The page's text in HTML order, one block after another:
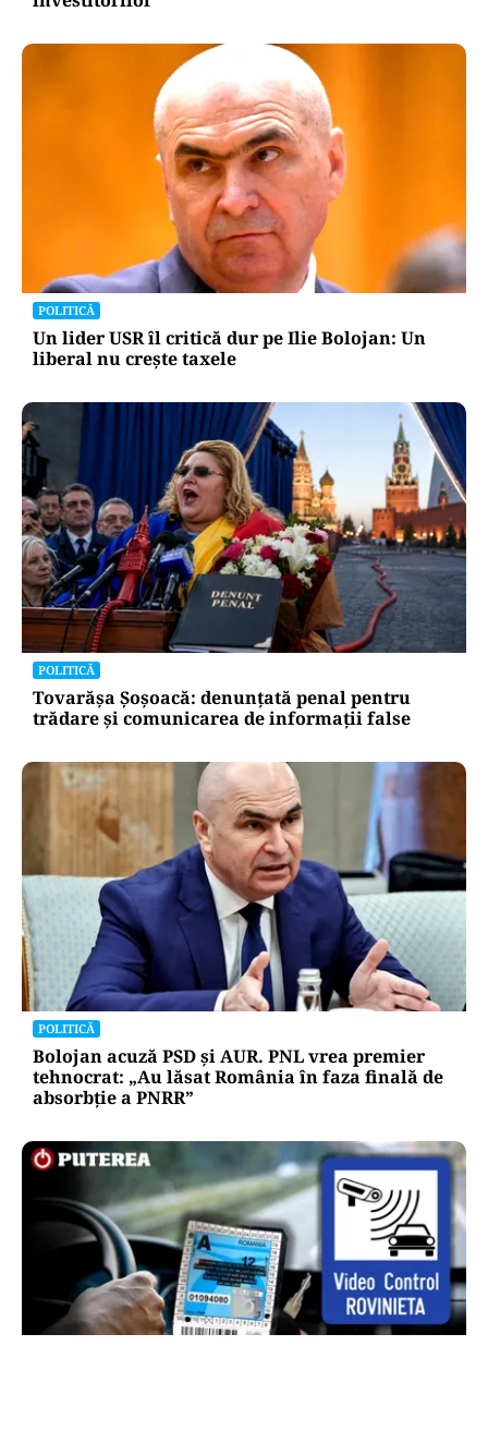
POLITICĂ
Un lider USR îl critică dur pe Ilie Bolojan: Un
liberal nu crește taxele
POLITICĂ
Tovarășa Șoșoacă: denunțată penal pentru
trădare și comunicarea de informații false
POLITICĂ
Bolojan acuză PSD și AUR. PNL vrea premier
tehnocrat: „Au lăsat România în faza finală de
absorbţie a PNRR”